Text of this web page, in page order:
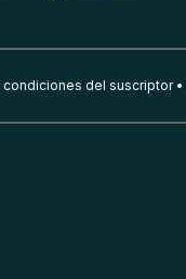
condiciones del suscriptor